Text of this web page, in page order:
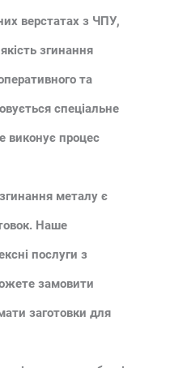
верстатах з ЧПУ,
згинання
та
спеціальне
виконує процес
металу є
Наше
послуги з
замовити
заготовки для